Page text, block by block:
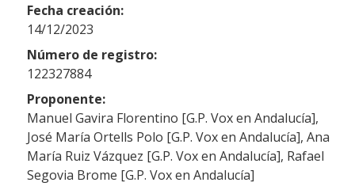
Fecha creación:
14/12/2023
Número de registro:
122327884
Proponente:
Manuel Gavira Florentino [G.P. Vox en Andalucía],
José María Ortells Polo [G.P. Vox en Andalucía], Ana
María Ruiz Vázquez [G.P. Vox en Andalucía], Rafael
Segovia Brome [G.P. Vox en Andalucía]